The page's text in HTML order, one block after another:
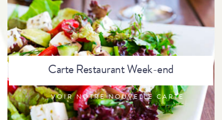
Carte Restaurant Week-end
VOIR NOTRE NOUVELLE CARTE